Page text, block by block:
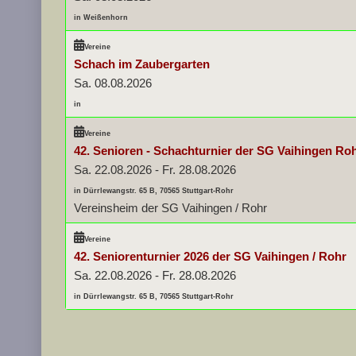
in Weißenhorn
Vereine
Schach im Zaubergarten
Sa. 08.08.2026
in
Vereine
42. Senioren - Schachturnier der SG Vaihingen
Sa. 22.08.2026 - Fr. 28.08.2026
in Dürrlewangstr. 65 B, 70565 Stuttgart-Rohr
Vereinsheim der SG Vaihingen / Rohr
Vereine
42. Seniorenturnier 2026 der SG Vaihingen / Rohr
Sa. 22.08.2026 - Fr. 28.08.2026
in Dürrlewangstr. 65 B, 70565 Stuttgart-Rohr